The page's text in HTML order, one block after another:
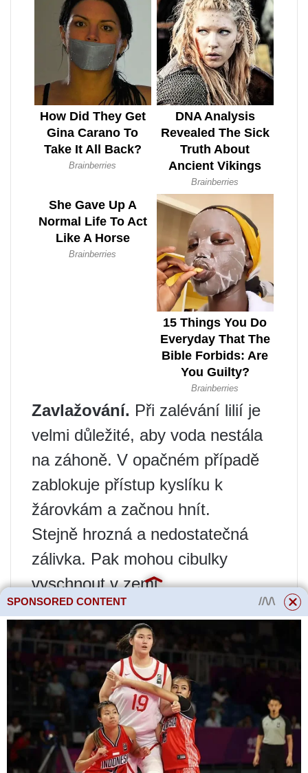
Zavlažování. Při zalévání lilií je
velmi důležité, aby voda nestála
na záhoně. V opačném případě
zablokuje přístup kyslíku k
žárovkám a začnou hnít.
Stejně hrozná a nedostatečná
zálivka. Pak mohou cibulky
vyschnout v zemi.
V chladném a suchém létě
lekníny každý druhý den v
poměru 2 konve na 1 mXNUMX.
m květinové záhony. V horkém
počasí zvyšte zálivku. Sledujte
stav půdy. Mělo by být vždy velmi
mokré a volné.
SPONSORED CONTENT